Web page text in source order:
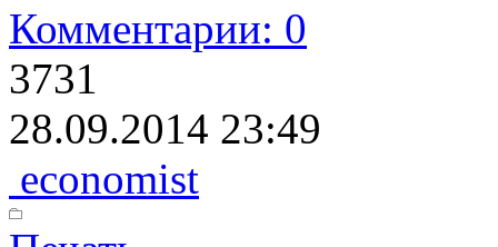
Комментарии: 0
3731
28.09.2014 23:49
economist